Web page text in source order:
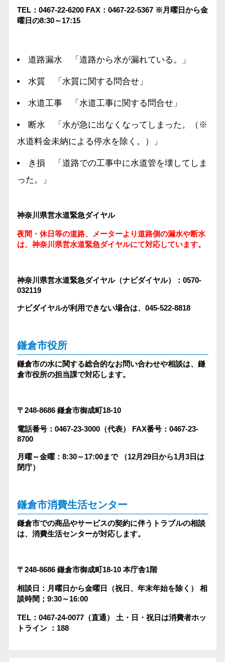
TEL：0467-22-6200FAX：0467-22-5367※月曜日から金
曜日の8:30～17:15
道路漏水 「道路から水が漏れている。」
水質 「水質に関する問合せ」
水道工事 「水道工事に関する問合せ」
断水 「水が急に出なくなってしまった。（※
水道料金未納による停水を除く。）」
き損 「道路での工事中に水道管を壊してしま
った。」
神奈川県営水道緊急ダイヤル
夜間・休日等の道路、メーターより道路側の漏水や断水
は、神奈川県営水道緊急ダイヤルにて対応しています。
神奈川県営水道緊急ダイヤル（ナビダイヤル）：0570-
032119
ナビダイヤルが利用できない場合は、045-522-8818
鎌倉市役所
鎌倉市の水に関する総合的なお問い合わせや相談は、鎌
倉市役所の担当課で対応します。
〒248-8686鎌倉市御成町18-10
電話番号：0467-23-3000（代表）
FAX番号：0467-23-
8700
月曜～金曜：8:30～17:00まで（12月29日から1月3日は
閉庁）
鎌倉市消費生活センター
鎌倉市での商品やサービスの契約に伴うトラブルの相談
は、消費生活センターが対応します。
〒248-8686鎌倉市御成町18-10 本庁舎1階
相談日：月曜日から金曜日（祝日、年末年始を除く）
相
談時間；9:30～16:00
TEL：0467-24-0077（直通）
土・日・祝日は消費者ホッ
トライン ：188